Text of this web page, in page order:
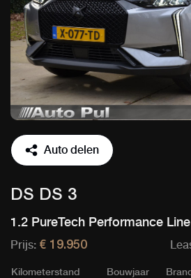
Auto delen
DS DS 3
1.2 PureTech Performance Line
Prijs: € 19.950
Kilometerstand Bouwjaar